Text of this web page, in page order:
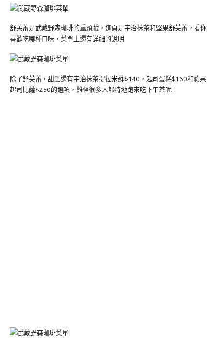
舒芙蕾是武蔵野森珈琲的重頭戲，這頁是宇治抹茶和堅果舒芙蕾，看你
喜歡吃哪種口味，菜單上還有詳細的說明
除了舒芙蕾，甜點還有宇治抹茶提拉米蘇$140，起司蛋糕$160和蘋果
起司比薩$260的選項，難怪很多人都特地跑來吃下午茶呢！